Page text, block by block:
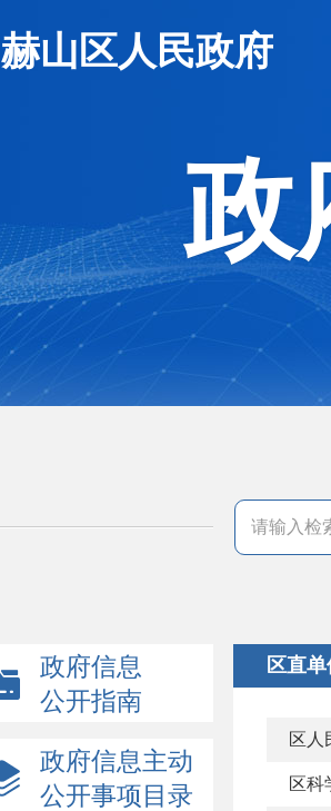
赫山区人民政府
政
政府信息
公开指南
政府信息主动
公开事项目录
区直
区人
区科